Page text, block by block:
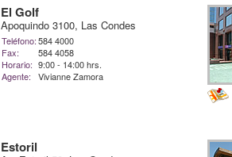
El Golf
Apoquindo 3100, Las Condes
Teléfono:584 4000
Fax:
584 4058
Horario: 9:00 - 14:00 hrs.
Agente:
Vivianne Zamora
Estoril